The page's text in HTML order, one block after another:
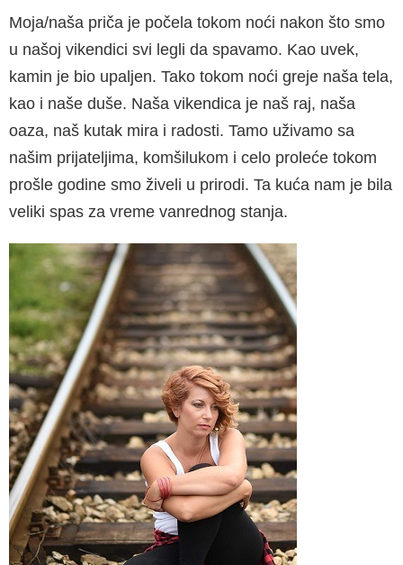
Moja/naša priča je počela tokom noći nakon što smo
u našoj vikendici svi legli da spavamo. Kao uvek,
kamin je bio upaljen. Tako tokom noći greje naša tela,
kao i naše duše. Naša vikendica je naš raj, naša
oaza, naš kutak mira i radosti. Tamo uživamo sa
našim prijateljima, komšilukom i celo proleće tokom
prošle godine smo živeli u prirodi. Ta kuća nam je bila
veliki spas za vreme vanrednog stanja.